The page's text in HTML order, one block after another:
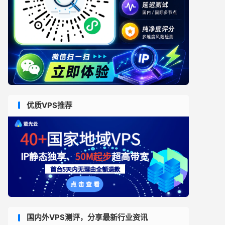
优质VPS推荐
国内外VPS测评，分享最新行业资讯